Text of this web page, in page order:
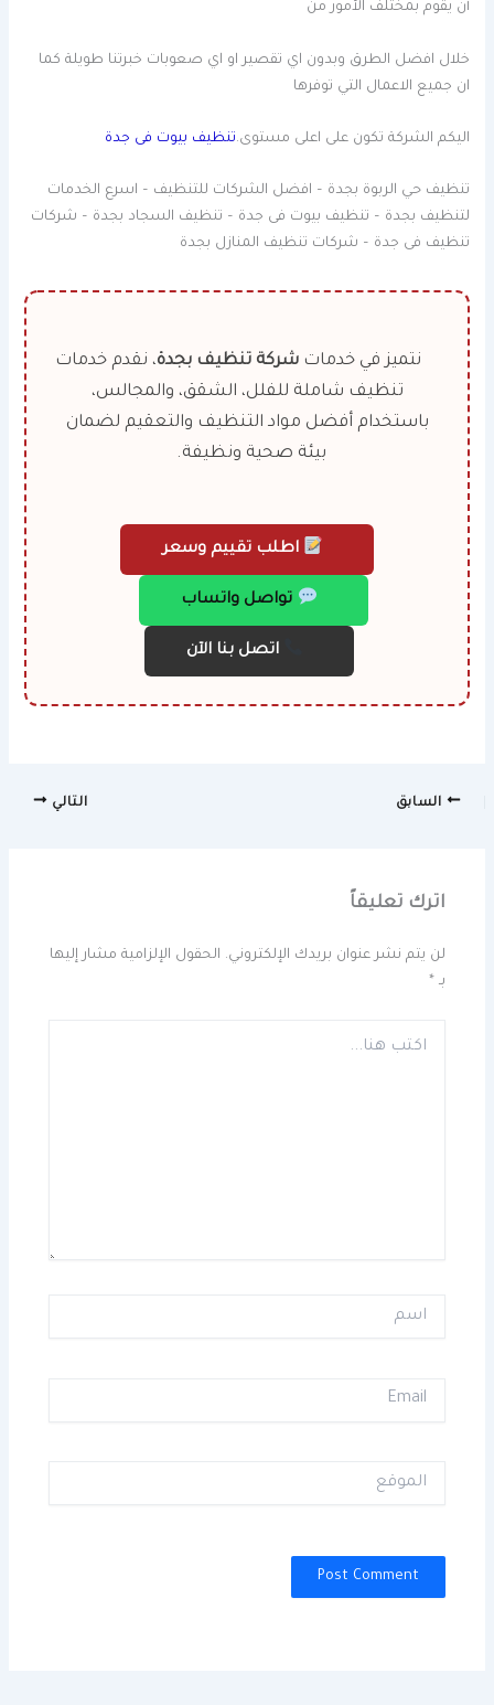
أن يقوم بمختلف الأمور من
خلال افضل الطرق وبدون اي تقصير او اي صعوبات خبرتنا طويلة كما
ان جميع الاعمال التي توفرها
اليكم الشركة تكون على اعلى مستوى.تنظيف بيوت فى جدة
تنظيف حي الربوة بجدة – افضل الشركات للتنظيف – اسرع الخدمات
لتنظيف بجدة – تنظيف بيوت فى جدة – تنظيف السجاد بجدة – شركات
تنظيف فى جدة – شركات تنظيف المنازل بجدة
نتميز في خدمات شركة تنظيف بجدة، نقدم خدمات
تنظيف شاملة للفلل، الشقق، والمجالس،
باستخدام أفضل مواد التنظيف والتعقيم لضمان
بيئة صحية ونظيفة.
اطلب تقييم وسعر
تواصل واتساب
اتصل بنا الآن
السابق التالي
اترك تعليقاً
لن يتم نشر عنوان بريدك الإلكتروني. الحقول الإلزامية مشار إليها
بـ*
هنا...
اسم
Email
الموقع